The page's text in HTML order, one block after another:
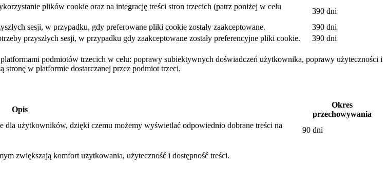
plików cookie oraz na integrację treści stron trzecich (patrz poniżej w celu
390 dni
sesji, w przypadku, gdy preferowane pliki cookie zostały zaakceptowane.
390 dni
przyszłych sesji, w przypadku gdy zaakceptowane zostały preferencyjne pliki cookie.
390 dni
podmiotów trzecich w celu: poprawy subiektywnych doświadczeń użytkownika, poprawy użyteczności i
stronę w platformie dostarczanej przez podmiot trzeci.
Opis
Okres
przechowywania
użytkowników, dzięki czemu możemy wyświetlać odpowiednio dobrane treści na
90 dni
zwiększają komfort użytkowania, użyteczność i dostępność treści.